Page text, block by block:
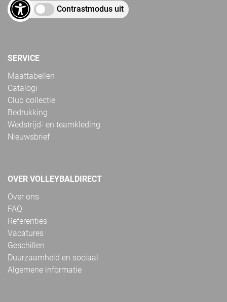
Contrastmodus uit
SERVICE
Maattabellen
Catalogi
Club collectie
Bedrukking
Wedstrijd- en teamkleding
Nieuwsbrief
OVER VOLLEYBALDIRECT
Over ons
FAQ
Referenties
Vacatures
Geschillen
Duurzaamheid en sociaal
Algemene informatie